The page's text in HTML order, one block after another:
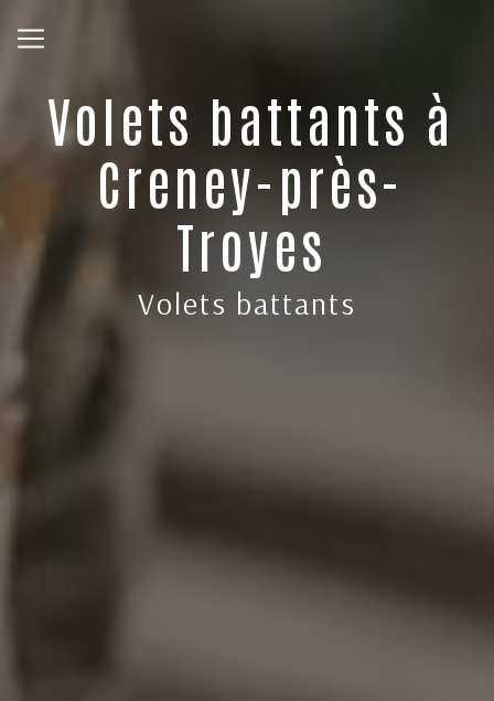
Volets battants à
Creney-près-
Troyes
Volets battants